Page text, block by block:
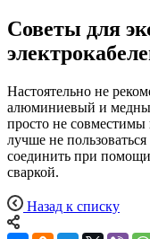
Советы для
Настоятельно не
алюминиевый и
просто не
лучше не
соединить при
сваркой.
Назад к списку